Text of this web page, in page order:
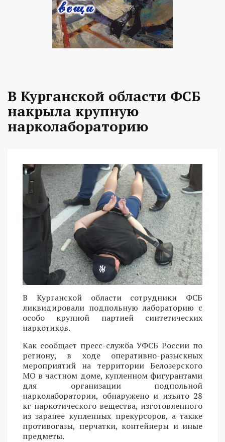
В Курганской области ФСБ
накрыла крупную
нарколабораторию
В Курганской области сотрудники ФСБ
ликвидировали подпольную лабораторию с
особо крупной партией синтетических
наркотиков.
Как сообщает пресс-служба УФСБ России по
региону, в ходе оперативно-разыскных
мероприятий на территории Белозерского
МО в частном доме, купленном фигурантами
для организации подпольной
нарколаборатории, обнаружено и изъято 28
кг наркотического вещества, изготовленного
из заранее купленных прекурсоров, а также
противогазы, перчатки, контейнеры и иные
предметы.